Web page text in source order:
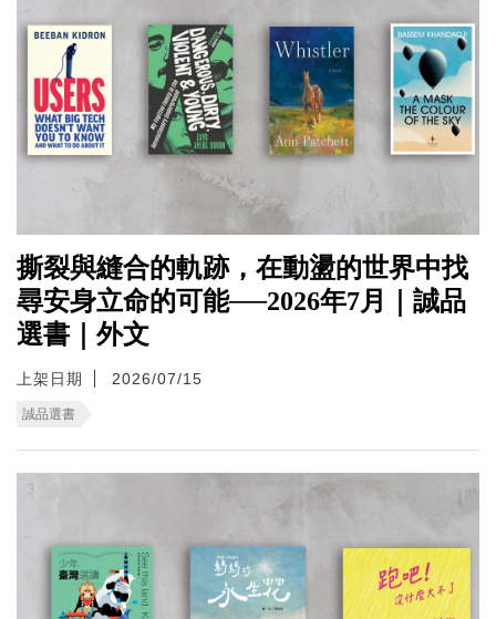
撕裂與縫合的軌跡，在動盪的世界中找
尋安身立命的可能──2026年7月｜誠品
選書｜外文
上架日期 2026/07/15
誠品選書